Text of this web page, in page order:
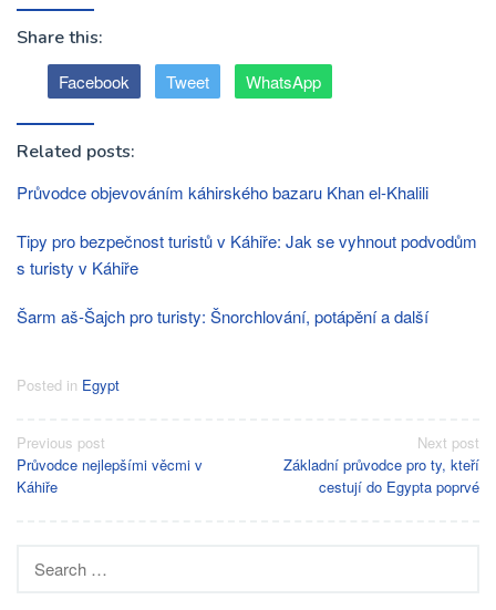
Share this:
Facebook Tweet WhatsApp
Related posts:
Průvodce objevováním káhirského bazaru Khan el-Khalili
Tipy pro bezpečnost turistů v Káhiře: Jak se vyhnout podvodům
s turisty v Káhiře
Šarm aš-Šajch pro turisty: Šnorchlování, potápění a další
Posted in Egypt
Post
navigation
Previous post
Průvodce nejlepšími věcmi v
Káhiře
Next post
Základní průvodce pro ty, kteří
cestují do Egypta poprvé
for: